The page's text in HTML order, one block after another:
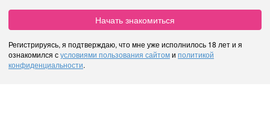
Начать знакомиться
Регистрируясь, я подтверждаю, что мне уже исполнилось 18 лет и я
ознакомился сусловиями пользования сайтоми политикой
конфиденциальности.